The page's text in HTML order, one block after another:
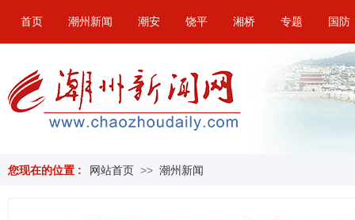
首页 潮州新闻 潮安 饶平 湘桥 专题 国防
您现在的位置 : 网站首页 >> 潮州新闻